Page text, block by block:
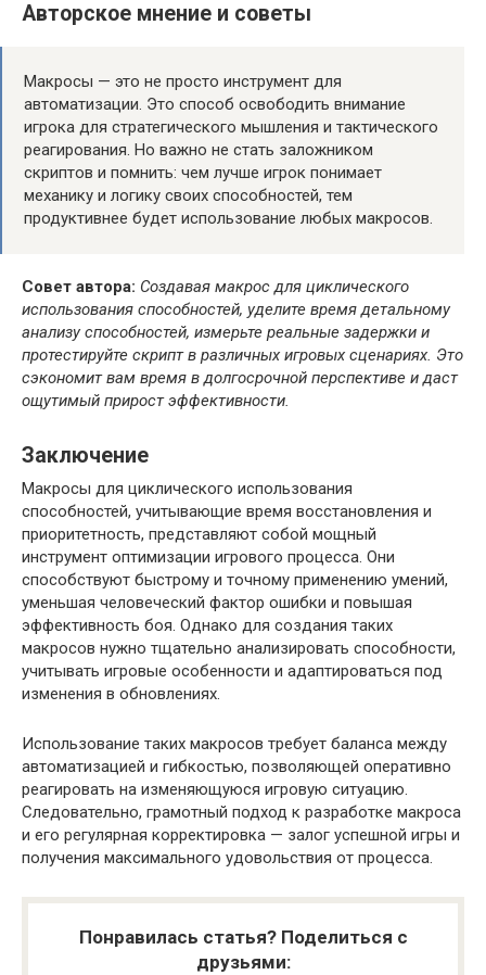
Авторское мнение и советы
Макросы — это не просто инструмент для
автоматизации. Это способ освободить внимание
игрока для стратегического мышления и тактического
реагирования. Но важно не стать заложником
скриптов и помнить: чем лучше игрок понимает
механику и логику своих способностей, тем
продуктивнее будет использование любых макросов.
Совет автора: Создавая макрос для циклического
использования способностей, уделите время детальному
анализу способностей, измерьте реальные задержки и
протестируйте скрипт в различных игровых сценариях. Это
сэкономит вам время в долгосрочной перспективе и даст
ощутимый прирост эффективности.
Заключение
Макросы для циклического использования
способностей, учитывающие время восстановления и
приоритетность, представляют собой мощный
инструмент оптимизации игрового процесса. Они
способствуют быстрому и точному применению умений,
уменьшая человеческий фактор ошибки и повышая
эффективность боя. Однако для создания таких
макросов нужно тщательно анализировать способности,
учитывать игровые особенности и адаптироваться под
изменения в обновлениях.
Использование таких макросов требует баланса между
автоматизацией и гибкостью, позволяющей оперативно
реагировать на изменяющуюся игровую ситуацию.
Следовательно, грамотный подход к разработке макроса
и его регулярная корректировка — залог успешной игры и
получения максимального удовольствия от процесса.
Понравилась статья? Поделиться с
друзьями: